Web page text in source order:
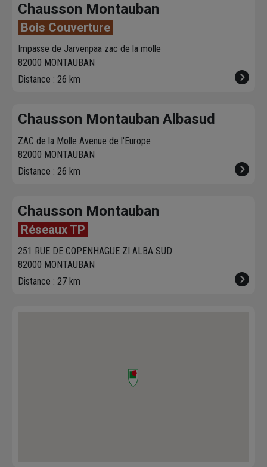
Chausson Montauban
Bois Couverture
Impasse de Jarvenpaa zac de la molle
82000 MONTAUBAN
Distance : 26 km
Chausson Montauban Albasud
ZAC de la Molle Avenue de l'Europe
82000 MONTAUBAN
Distance : 26 km
Chausson Montauban
Réseaux TP
251 RUE DE COPENHAGUE ZI ALBA SUD
82000 MONTAUBAN
Distance : 27 km